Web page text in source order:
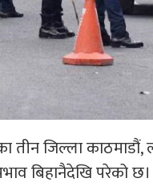
तीन जिल्ला काठमाडौं,
बिहानैदेखि परेको छ।